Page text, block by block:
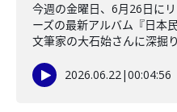
今週の金曜日、6月26日に
ーズの最新アルバム『日本
文筆家の大石始さんに深掘
2026.06.22|00:04:56